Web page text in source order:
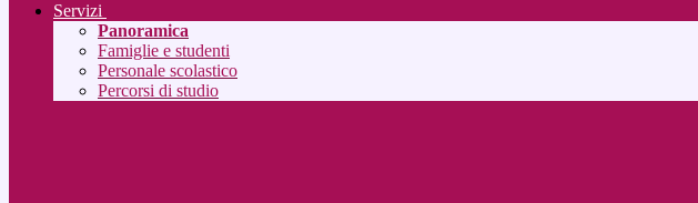
Servizi
Panoramica
Famiglie e studenti
Personale scolastico
Percorsi di studio